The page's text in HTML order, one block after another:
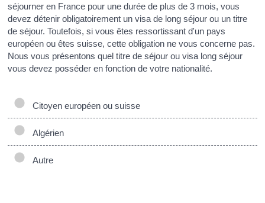
séjourner en France pour une durée de plus de 3 mois, vous
devez détenir obligatoirement un visa de long séjour ou un titre
de séjour. Toutefois, si vous êtes ressortissant d'un pays
européen ou êtes suisse, cette obligation ne vous concerne pas.
Nous vous présentons quel titre de séjour ou visa long séjour
vous devez posséder en fonction de votre nationalité.
Citoyen européen ou suisse
Algérien
Autre